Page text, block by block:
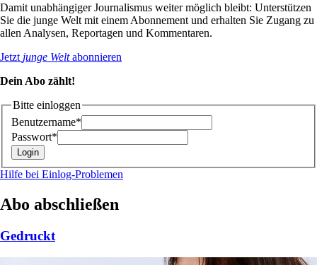
Damit unabhängiger Journalismus weiter möglich bleibt: Unterstützen
Sie die junge Welt mit einem Abonnement und erhalten Sie Zugang zu
allen Analysen, Reportagen und Kommentaren.
Jetzt junge Weltabonnieren
Dein Abo zählt!
Bitte einloggen
Benutzername*
Passwort*
Hilfe bei Einlog-Problemen
Abo abschließen
Gedruckt